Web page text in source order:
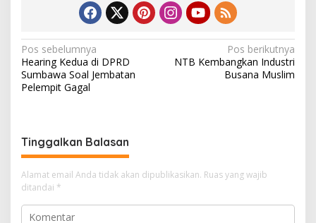
N
a
v
g
a
s
i
p
Pos sebelumnya
Hearing Kedua di DPRD
Sumbawa Soal Jembatan
Pelempit Gagal
Pos berikutnya
NTB Kembangkan Industri
Busana Muslim
Tinggalkan Balasan
Alamat email Anda tidak akan dipublikasikan. Ruas yang wajib
ditandai *